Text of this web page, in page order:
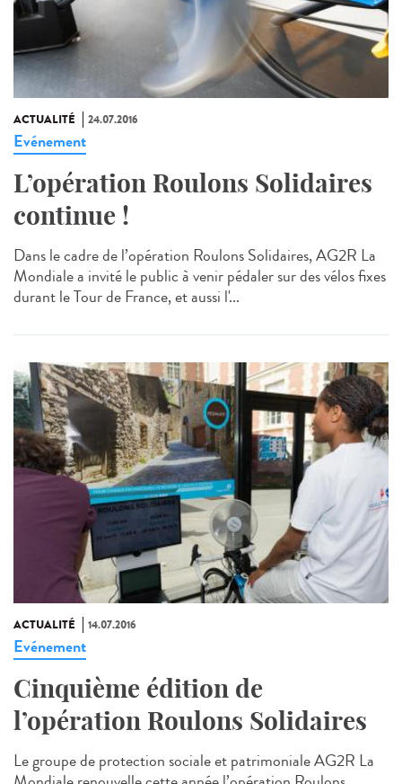
ACTUALITÉ 24.07.2016
Evénement
L’opération Roulons Solidaires
continue !
Dans le cadre de l’opération Roulons Solidaires, AG2R La
Mondiale a invité le public à venir pédaler sur des vélos fixes
durant le Tour de France, et aussi l'...
ACTUALITÉ 14.07.2016
Evénement
Cinquième édition de
l’opération Roulons Solidaires
Le groupe de protection sociale et patrimoniale AG2R La